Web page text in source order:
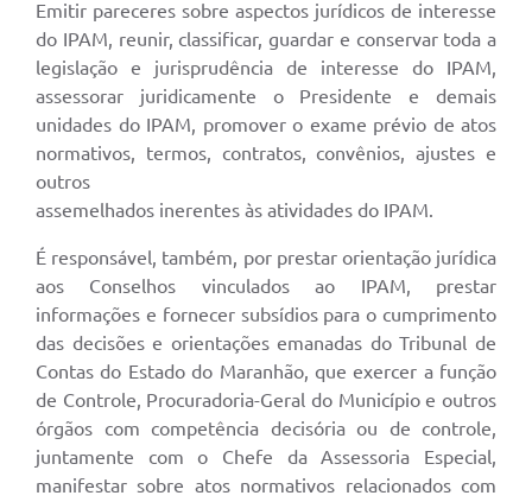
Emitir pareceres sobre aspectos jurídicos de interesse
do IPAM, reunir, classificar, guardar e conservar toda a
legislação e jurisprudência de interesse do IPAM,
assessorar juridicamente o Presidente e demais
unidades do IPAM, promover o exame prévio de atos
normativos, termos, contratos, convênios, ajustes e
outros
assemelhados inerentes às atividades do IPAM.
É responsável, também, por prestar orientação jurídica
aos Conselhos vinculados ao IPAM, prestar
informações e fornecer subsídios para o cumprimento
das decisões e orientações emanadas do Tribunal de
Contas do Estado do Maranhão, que exercer a função
de Controle, Procuradoria-Geral do Município e outros
órgãos com competência decisória ou de controle,
juntamente com o Chefe da Assessoria Especial,
manifestar sobre atos normativos relacionados com